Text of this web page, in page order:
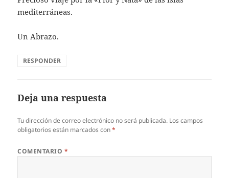
mediterráneas.
Un Abrazo.
RESPONDER
Deja una respuesta
Tu dirección de correo electrónico no será publicada. Los campos
obligatorios están marcados con*
COMENTARIO *